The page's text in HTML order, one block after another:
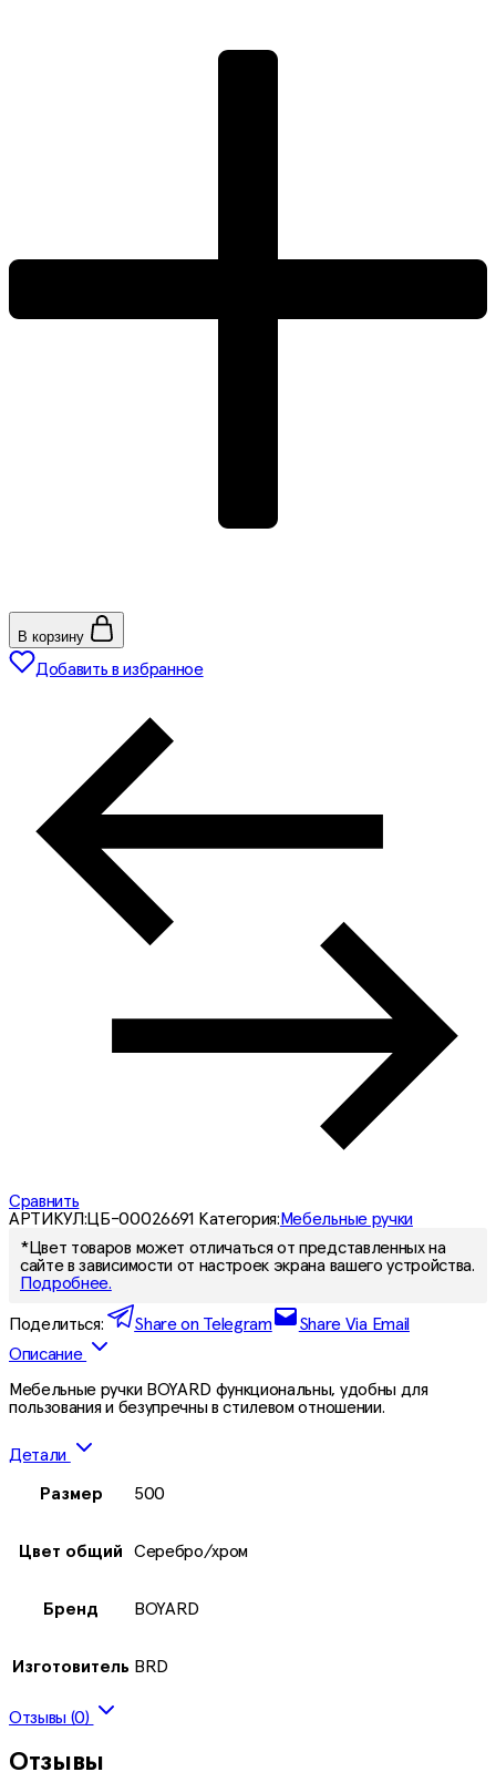
В корзину
Добавить в избранное
Сравнить
АРТИКУЛ:ЦБ-00026691 Категория: Мебельные ручки
*Цвет товаров может отличаться от представленных на
сайте в зависимости от настроек экрана вашего устройства.
Подробнее.
Поделиться: Share on Telegram
Share Via Email
Описание
Мебельные ручки BOYARD функциональны, удобны для
пользования и безупречны в стилевом отношении.
Детали
Размер 500
Цвет общий Серебро/хром
Бренд BOYARD
Изготовитель BRD
Отзывы (0)
Отзывы